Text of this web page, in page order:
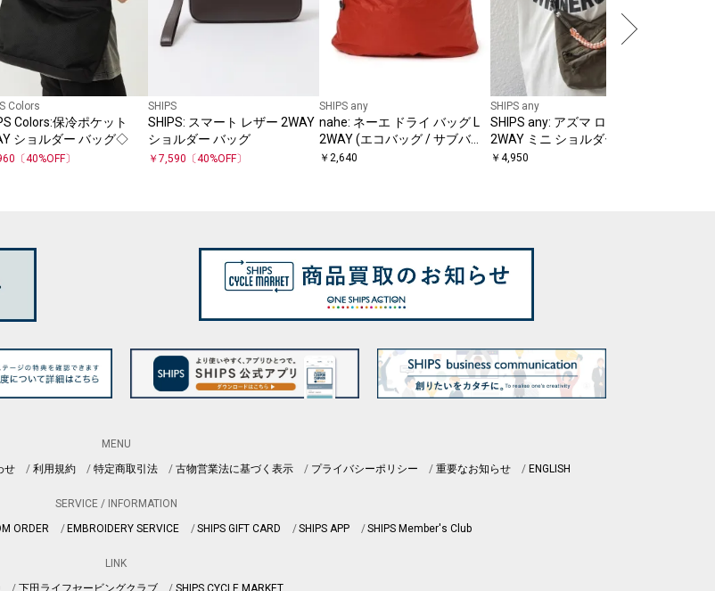
Colors
Colors:保冷ポケット
ショルダー バッグ◇
〔40%OFF〕
SHIPS
SHIPS: スマート レザー 2WAY
ショルダー バッグ
￥ 7,590 〔40%OFF〕
SHIPS any
nahe: ネーエ ドライ バッグ L
2WAY (エコバッグ / サブバッ
グ)
￥ 2,640
SHIPS any
SHIPS any: アズマ ロープ
2WAY ミニ ショルダーバッグ
◇
￥ 4,950
MENU
せ 利用規約 特定商取引法 古物営業法に基づく表示 プライバシーポリシー 重要なお知らせ ENGLISH
SERVICE / INFORMATION
ORDER EMBROIDERY SERVICE SHIPS GIFT CARD SHIPS APP SHIPS Member's Club
LINK